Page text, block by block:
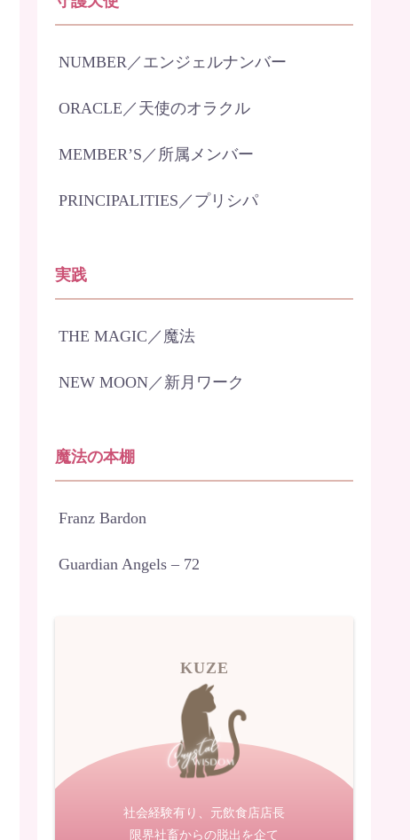
NUMBER／エンジェルナンバー
ORACLE／天使のオラクル
MEMBER’S／所属メンバー
PRINCIPALITIES／プリシパ
実践
THE MAGIC／魔法
NEW MOON／新月ワーク
魔法の本棚
Franz Bardon
Guardian Angels – 72
KUZE
社会経験有り、元飲食店店長
限界社畜からの脱出を企て